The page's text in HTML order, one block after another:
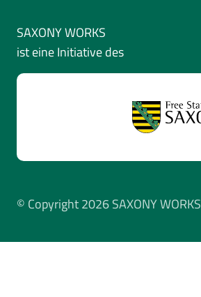
SAXONY WORKS
ist eine Initiative des
© Copyright 2026 SAXONY WORKS